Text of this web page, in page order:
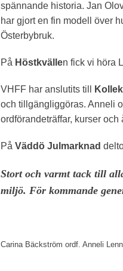
spännande historia. Jan
har gjort en fin modell över
Österbybruk.
På Höstkvällen fick vi höra
VHFF har anslutits till
och tillgängliggöras. Anneli
ordförandeträffar, kurser och
På Väddö Julmarknad
Stort och varmt tack till
miljö. För kommande
Carina Bäckström ordf. Anneli